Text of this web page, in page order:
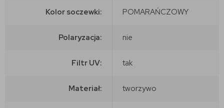
Kolor soczewki: POMARAŃCZOWY
Polaryzacja: nie
Filtr UV: tak
Materiał: tworzywo